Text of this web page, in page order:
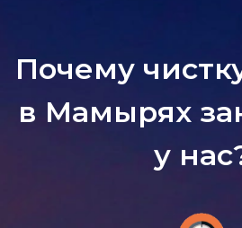
Почему
в Мамырях
у